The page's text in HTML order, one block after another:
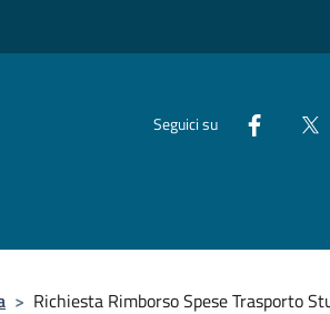
Seguici su
> Richiesta Rimborso Spese Trasporto